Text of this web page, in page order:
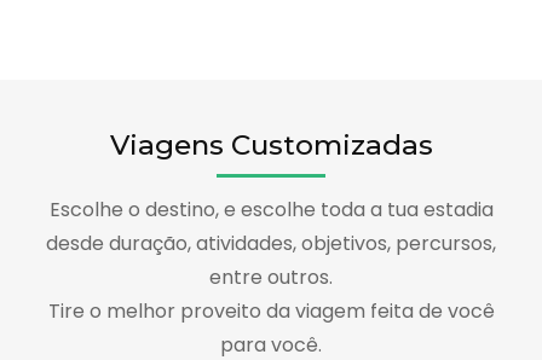
Viagens Customizadas
Escolhe o destino, e escolhe toda a tua estadia
desde duração, atividades, objetivos, percursos,
entre outros.
Tire o melhor proveito da viagem feita de você
para você.